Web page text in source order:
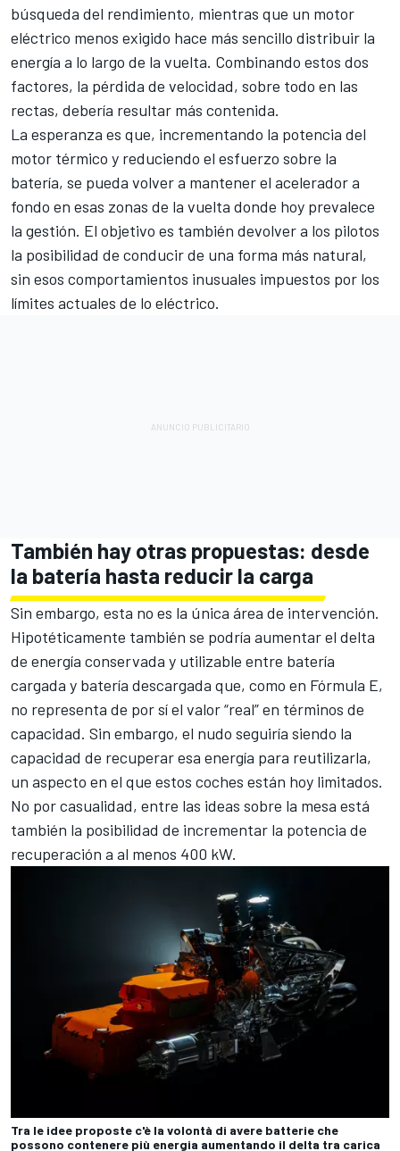
búsqueda del rendimiento, mientras que un motor
eléctrico menos exigido hace más sencillo distribuir la
energía a lo largo de la vuelta. Combinando estos dos
factores, la pérdida de velocidad, sobre todo en las
rectas, debería resultar más contenida.
La esperanza es que, incrementando la potencia del
motor térmico y reduciendo el esfuerzo sobre la
batería, se pueda volver a mantener el acelerador a
fondo en esas zonas de la vuelta donde hoy prevalece
la gestión. El objetivo es también devolver a los pilotos
la posibilidad de conducir de una forma más natural,
sin esos comportamientos inusuales impuestos por los
límites actuales de lo eléctrico.
También hay otras propuestas: desde
la batería hasta reducir la carga
Sin embargo, esta no es la única área de intervención.
Hipotéticamente también se podría aumentar el delta
de energía conservada y utilizable entre batería
cargada y batería descargada que, como en Fórmula E,
no representa de por sí el valor “real” en términos de
capacidad. Sin embargo, el nudo seguiría siendo la
capacidad de recuperar esa energía para reutilizarla,
un aspecto en el que estos coches están hoy limitados.
No por casualidad, entre las ideas sobre la mesa está
también la posibilidad de incrementar la potencia de
recuperación a al menos 400 kW.
Tra le idee proposte c'è la volontà di avere batterie che
possono contenere più energia aumentando il delta tra carica